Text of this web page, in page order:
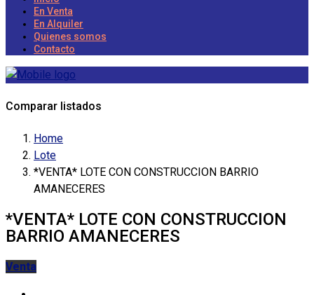
En Venta
En Alquiler
Quienes somos
Contacto
Comparar listados
Home
Lote
*VENTA* LOTE CON CONSTRUCCION BARRIO
AMANECERES
*VENTA* LOTE CON CONSTRUCCION
BARRIO AMANECERES
Venta